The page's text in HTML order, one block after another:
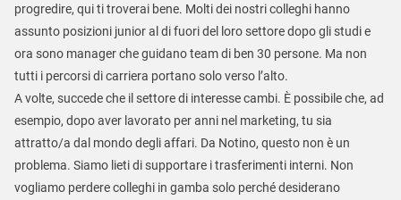
progredire, qui ti troverai bene. Molti dei nostri colleghi hanno
assunto posizioni junior al di fuori del loro settore dopo gli studi e
ora sono manager che guidano team di ben 30 persone. Ma non
tutti i percorsi di carriera portano solo verso l’alto.
A volte, succede che il settore di interesse cambi. È possibile che, ad
esempio, dopo aver lavorato per anni nel marketing, tu sia
attratto/a dal mondo degli affari. Da Notino, questo non è un
problema. Siamo lieti di supportare i trasferimenti interni. Non
vogliamo perdere colleghi in gamba solo perché desiderano